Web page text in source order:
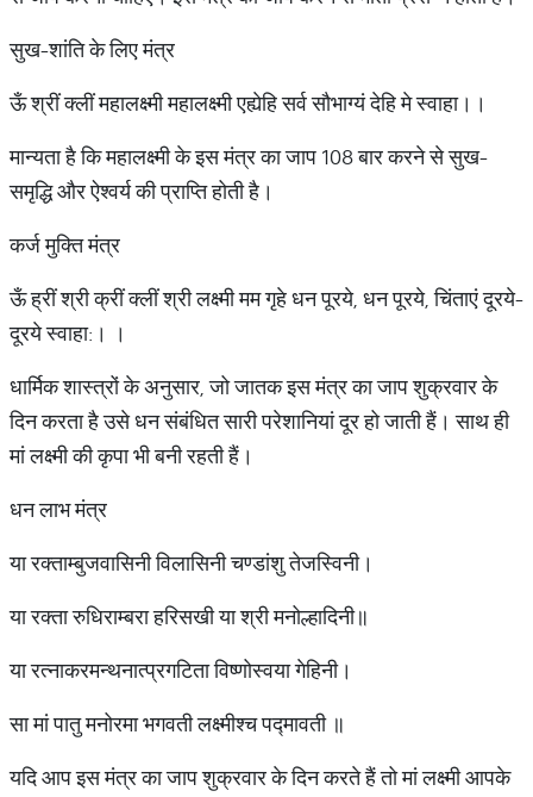
सुख-शांति के लिए मंत्र
ऊँ श्रीं क्लीं महालक्ष्मी महालक्ष्मी एह्येहि सर्व सौभाग्यं देहि मे स्वाहा।।
मान्यता है कि महालक्ष्मी के इस मंत्र का जाप 108 बार करने से सुख-
समृद्धि और ऐश्वर्य की प्राप्ति होती है।
कर्ज मुक्ति मंत्र
ऊँ ह्रीं श्री क्रीं क्लीं श्री लक्ष्मी मम गृहे धन पूरये, धन पूरये, चिंताएं दूरये-
दूरये स्वाहा:। ।
धार्मिक शास्त्रों के अनुसार, जो जातक इस मंत्र का जाप शुक्रवार के
दिन करता है उसे धन संबंधित सारी परेशानियां दूर हो जाती हैं। साथ ही
मां लक्ष्मी की कृपा भी बनी रहती हैं।
धन लाभ मंत्र
या रक्ताम्बुजवासिनी विलासिनी चण्डांशु तेजस्विनी।
या रक्ता रुधिराम्बरा हरिसखी या श्री मनोल्हादिनी॥
या रत्नाकरमन्थनात्प्रगटिता विष्णोस्वया गेहिनी।
सा मां पातु मनोरमा भगवती लक्ष्मीश्च पद्मावती ॥
यदि आप इस मंत्र का जाप शुक्रवार के दिन करते हैं तो मां लक्ष्मी आपके